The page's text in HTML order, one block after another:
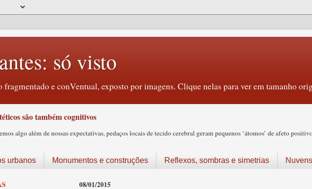
só visto
fragmentado e conVentual, exposto por imagens. Clique nelas para ver em tamanho
são também cognitivos
algo além de nossas expectativas, pedaços locais de tecido cerebral geram pequenos ‘átomos’ de afeto
urbanos Monumentos e construções Reflexos, sombras e simetrias Nuvens
08/01/2015